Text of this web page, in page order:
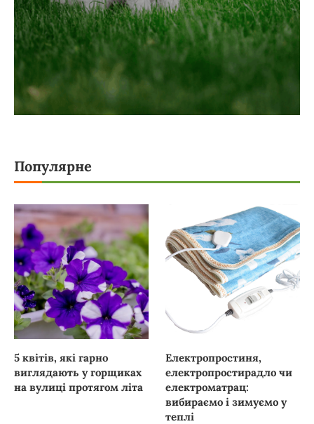
Популярне
5 квітів, які гарно
виглядають у горщиках
на вулиці протягом літа
Електропростиня,
електропростирадло чи
електроматрац:
вибираємо і зимуємо у
теплі